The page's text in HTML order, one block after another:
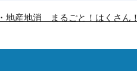
地産地消 まるごと！はくさん！